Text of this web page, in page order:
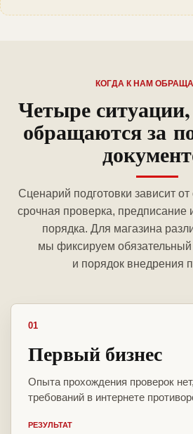
КОГДА К НАМ
Четыре
обращаются за
Сценарий подготовки зависит от
срочная проверка, предписание
порядка. Для магазина
мы фиксируем
и порядок внедрения
01
Первый бизнес
Опыта прохождения проверок
требований в интернете
РЕЗУЛЬТАТ